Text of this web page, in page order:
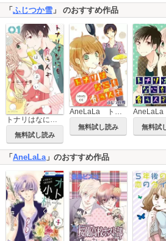
「 ふじつか雪 」 のおすすめ作品
トナリはなにを食う人ぞ ほろよい
無料試し読み
AneLaLa トナリはなにを食う人ぞ
無料試し読み 無料試
「 AneLaLa 」のおすすめ作品